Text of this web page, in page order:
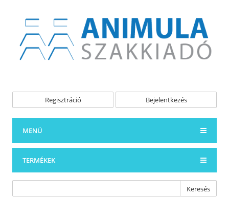
Regisztráció Bejelentkezés
MENÜ
TERMÉKEK
Keresés